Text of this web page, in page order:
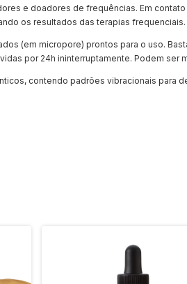
e doadores de frequências. Em
os resultados das terapias frequenciais.
(em micropore) prontos para o uso.
por 24h ininterruptamente. Podem ser
contendo padrões vibracionais para